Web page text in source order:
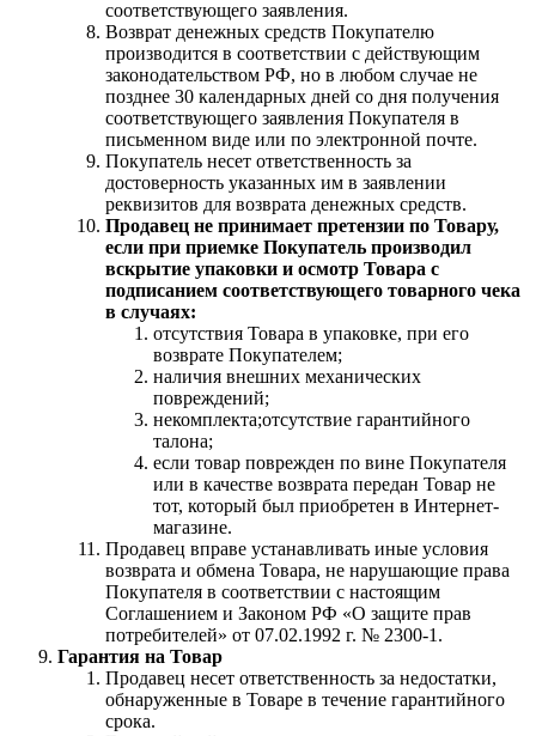
соответствующего заявления.
Возврат денежных средств Покупателю
производится в соответствии с действующим
законодательством РФ, но в любом случае не
позднее 30 календарных дней со дня получения
соответствующего заявления Покупателя в
письменном виде или по электронной почте.
Покупатель несет ответственность за
достоверность указанных им в заявлении
реквизитов для возврата денежных средств.
Продавец не принимает претензии по Товару,
если при приемке Покупатель производил
вскрытие упаковки и осмотр Товара с
подписанием соответствующего товарного чека
в случаях:
отсутствия Товара в упаковке, при его
возврате Покупателем;
наличия внешних механических
повреждений;
некомплекта;отсутствие гарантийного
талона;
если товар поврежден по вине Покупателя
или в качестве возврата передан Товар не
тот, который был приобретен в Интернет-
магазине.
Продавец вправе устанавливать иные условия
возврата и обмена Товара, не нарушающие права
Покупателя в соответствии с настоящим
Соглашением и Законом РФ «О защите прав
потребителей» от 07.02.1992 г. № 2300-1.
Гарантия на Товар
Продавец несет ответственность за недостатки,
обнаруженные в Товаре в течение гарантийного
срока.